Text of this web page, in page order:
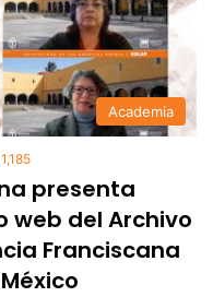
Academia
1,185
presenta
web del Archivo
Franciscana